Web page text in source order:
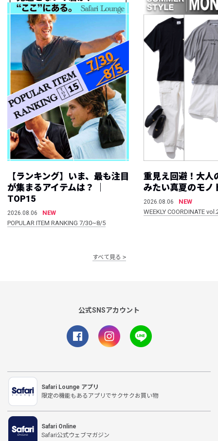
【ランキング】いま、最も注目
が集まるアイテムは？ ｜
TOP15
2026.08.06
NEW
POPULAR ITEM RANKING 7/30~8/5
重見え回避！大人
みたい真夏のモノ
2026.08.06
NEW
WEEKLY COORDINATE
すべて見る
公式SNSアカウント
Safari Lounge アプリ
限定の機能もあるアプリでサクサクお買い物
Safari Online
Safari公式ウェブマガジン